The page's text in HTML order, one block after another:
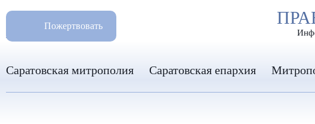
РАЗМЕР
Пожертвовать
8 960 346 31 04
info-sar@mail.ru
Саратовская митрополия Саратовская епархия